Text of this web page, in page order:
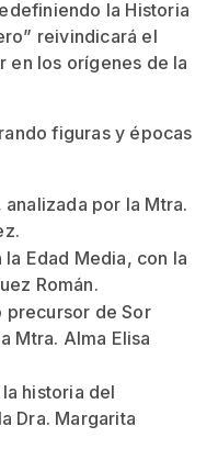
la Historia
reivindicará el
en los orígenes de la
figuras y épocas
por la Mtra.
la Edad Media, con la
Román.
precursor de Sor
Mtra. Alma Elisa
historia del
Dra. Margarita